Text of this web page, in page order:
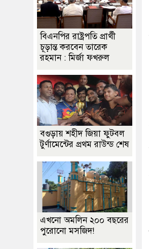
বিএনপির রাষ্ট্রপতি প্রার্থী
চূড়ান্ত করবেন তারেক
রহমান : মির্জা ফখরুল
বগুড়ায় শহীদ জিয়া ফুটবল
টুর্ণামেন্টের প্রথম রাউন্ড শেষ
এখনো অমলিন ২০০ বছরের
পুরোনো মসজিদ!